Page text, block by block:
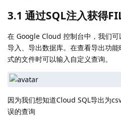
3.1 通过SQL注入获得
在 Google Cloud 控制台中，我们可
导入、导出数据库。在查看导出功
式的文件时可以输入自定义查询。
因为我们想知道Cloud SQL导出为
误的查询